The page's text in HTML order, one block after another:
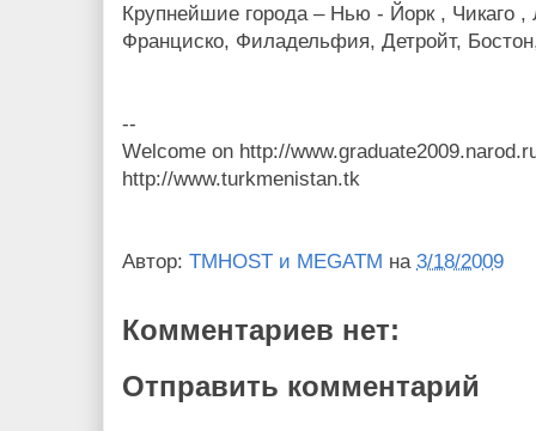
Крупнейшие города – Нью - Йорк , Чикаго
Франциско, Филадельфия, Детройт,
--
Welcome on http://
http://www.turkmenistan.tk
Автор: TMHOST и MEGATM на 3/18/2009
Комментариев нет:
Отправить комментарий